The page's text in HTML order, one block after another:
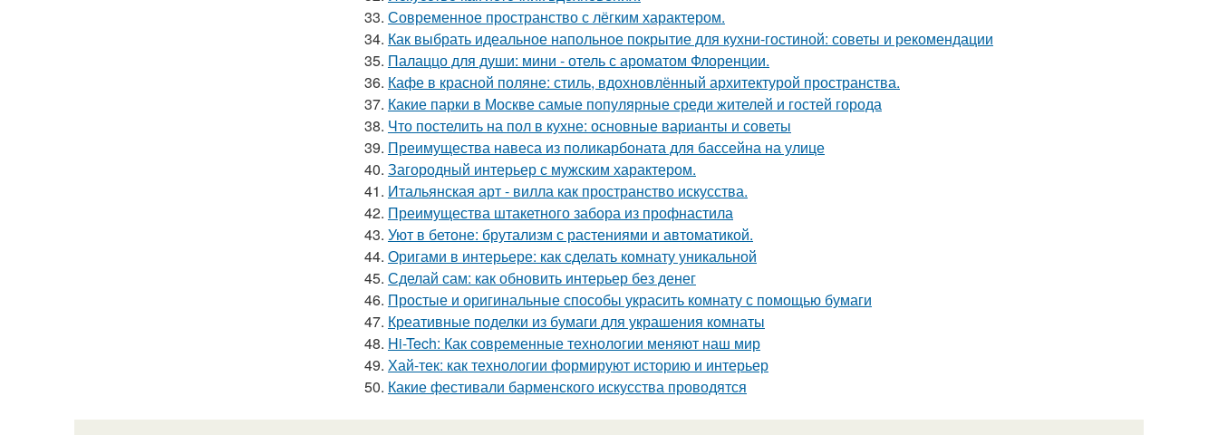
33. Современное пространство с лёгким характером.
34. Как выбрать идеальное напольное покрытие для кухни-гостиной: советы и рекомендации
35. Палаццо для души: мини - отель с ароматом Флоренции.
36. Кафе в красной поляне: стиль, вдохновлённый архитектурой пространства.
37. Какие парки в Москве самые популярные среди жителей и гостей города
38. Что постелить на пол в кухне: основные варианты и советы
39. Преимущества навеса из поликарбоната для бассейна на улице
40. Загородный интерьер с мужским характером.
41. Итальянская арт - вилла как пространство искусства.
42. Преимущества штакетного забора из профнастила
43. Уют в бетоне: брутализм с растениями и автоматикой.
44. Оригами в интерьере: как сделать комнату уникальной
45. Сделай сам: как обновить интерьер без денег
46. Простые и оригинальные способы украсить комнату с помощью бумаги
47. Креативные поделки из бумаги для украшения комнаты
48. Hi-Tech: Как современные технологии меняют наш мир
49. Хай-тек: как технологии формируют историю и интерьер
50. Какие фестивали барменского искусства проводятся